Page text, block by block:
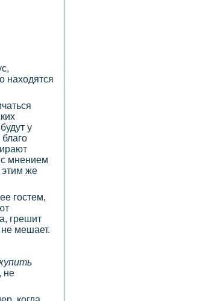
находятся
у
с мнением
этим же
гостем,
грешит
мешает.
не